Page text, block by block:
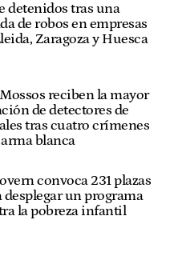
detenidos tras una
de robos en empresas
Zaragoza y Huesca
reciben la mayor
de detectores de
tras cuatro crímenes
blanca
convoca 231 plazas
desplegar un programa
la pobreza infantil